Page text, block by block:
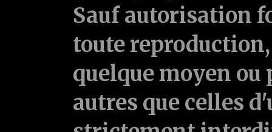
Sauf autorisation
toute
quelque moyen ou
autres que celles